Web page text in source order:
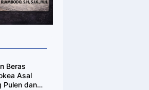
Beras
Asal
Pulen dan